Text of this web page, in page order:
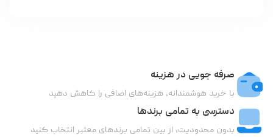
صرفه جویی در هزینه
با خرید هوشمندانه، هزینه‌های اضافی را کاهش دهید
دسترسی به تمامی برندها
بدون محدودیت، از بین تمامی برندهای معتبر انتخاب کنید